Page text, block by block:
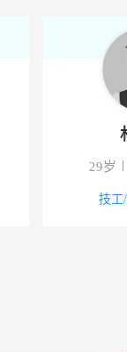
29岁
技工